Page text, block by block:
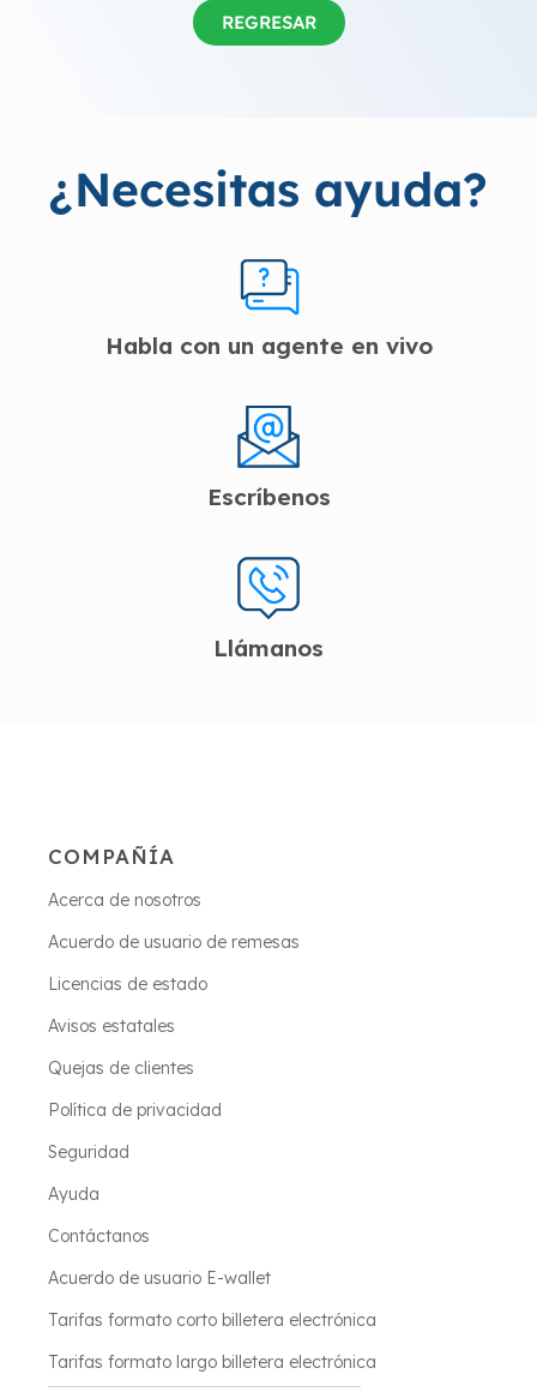
REGRESAR
¿Necesitas ayuda?
Habla con un agente en vivo
Escríbenos
Llámanos
COMPAÑÍA
Acerca de nosotros
Acuerdo de usuario de remesas
Licencias de estado
Avisos estatales
Quejas de clientes
Política de privacidad
Seguridad
Ayuda
Contáctanos
Acuerdo de usuario E-wallet
Tarifas formato corto billetera electrónica
Tarifas formato largo billetera electrónica